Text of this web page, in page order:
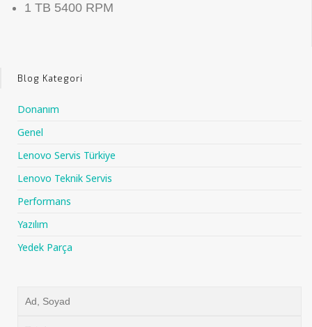
1 TB 5400 RPM
Blog Kategori
Donanım
Genel
Lenovo Servis Türkiye
Lenovo Teknik Servis
Performans
Yazılım
Yedek Parça